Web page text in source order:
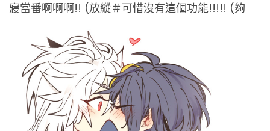
寢當番啊啊啊!! (放縱＃可惜沒有這個功能!!!!! (夠